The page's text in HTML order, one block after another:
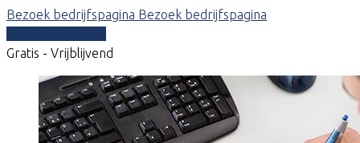
Bezoek bedrijfspagina Bezoek bedrijfspagina
Gratis - Vrijblijvend